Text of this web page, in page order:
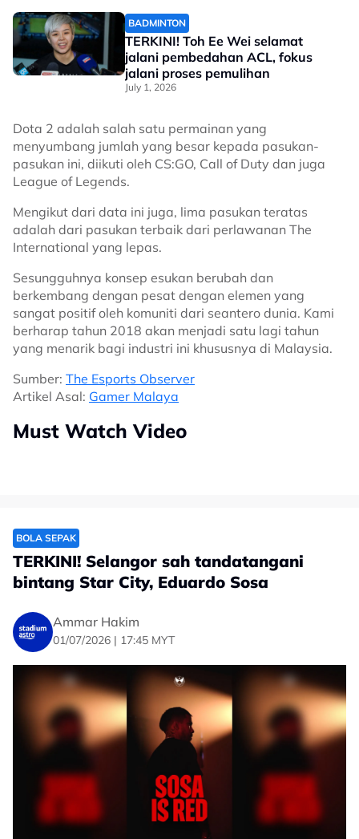
BADMINTON
TERKINI! Toh Ee Wei selamat
jalani pembedahan ACL, fokus
jalani proses pemulihan
July 1, 2026
Dota 2 adalah salah satu permainan yang
menyumbang jumlah yang besar kepada pasukan-
pasukan ini, diikuti oleh CS:GO, Call of Duty dan juga
League of Legends.
Mengikut dari data ini juga, lima pasukan teratas
adalah dari pasukan terbaik dari perlawanan The
International yang lepas.
Sesungguhnya konsep esukan berubah dan
berkembang dengan pesat dengan elemen yang
sangat positif oleh komuniti dari seantero dunia. Kami
berharap tahun 2018 akan menjadi satu lagi tahun
yang menarik bagi industri ini khususnya di Malaysia.
Sumber: The Esports Observer
Artikel Asal: Gamer Malaya
Must Watch Video
BOLA SEPAK
TERKINI! Selangor sah tandatangani
bintang Star City, Eduardo Sosa
Ammar Hakim
01/07/2026 | 17:45 MYT